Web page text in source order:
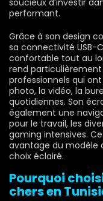
soucieux d’investir
performant.
Grâce à son design
sa connectivité USB-
confortable tout au
rend
professionnels qui
photo, la vidéo, la
quotidiennes. Son
également une
pour le travail, les
gaming intensives.
avantage du modèle
choix éclairé.
Pourquoi
chers en